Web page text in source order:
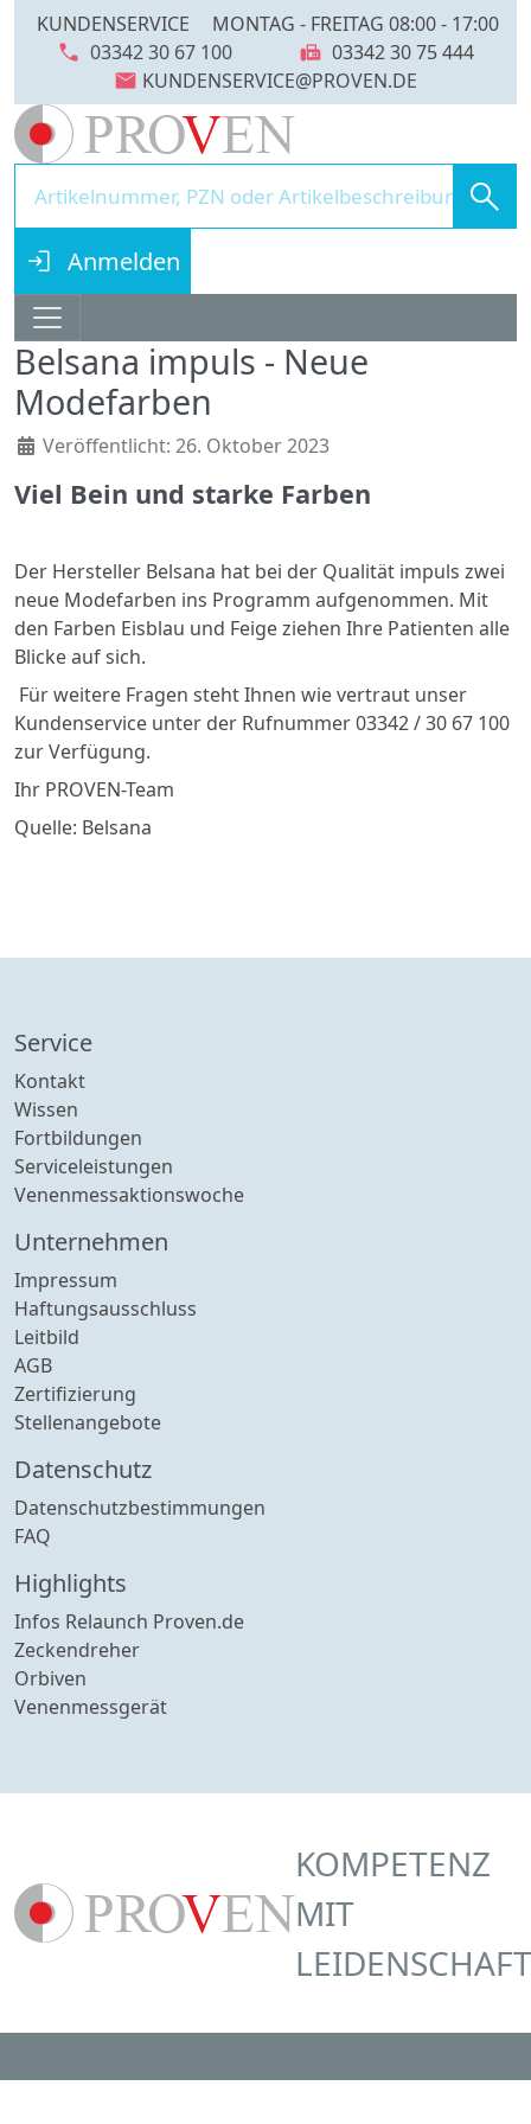
KUNDENSERVICE MONTAG - FREITAG 08:00 - 17:00
call 03342 30 67 100 fax 03342 30 75 444
mail
search
login Anmelden
Belsana impuls - Neue
Modefarben
Details
Veröffentlicht: 26. Oktober 2023
Viel Bein und starke Farben
Der Hersteller Belsana hat bei der Qualität impuls zwei
neue Modefarben ins Programm aufgenommen. Mit
den Farben Eisblau und Feige ziehen Ihre Patienten alle
Blicke auf sich.
Für weitere Fragen steht Ihnen wie vertraut unser
Kundenservice unter der Rufnummer 03342 / 30 67 100
zur Verfügung.
Ihr PROVEN-Team
Quelle: Belsana
Service
Kontakt
Wissen
Fortbildungen
Serviceleistungen
Venenmessaktionswoche
Unternehmen
Impressum
Haftungsausschluss
Leitbild
AGB
Zertifizierung
Stellenangebote
Datenschutz
Datenschutzbestimmungen
FAQ
Highlights
Infos Relaunch Proven.de
Zeckendreher
Orbiven
Venenmessgerät
KOMPETENZ
MIT
LEIDENSCHAFT